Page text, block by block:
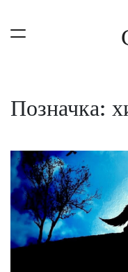
content
Позначка: